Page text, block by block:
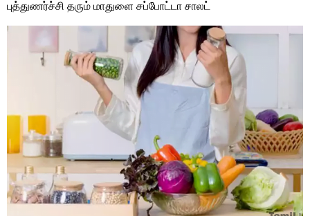
புத்துணர்ச்சி தரும் மாதுளை சப்போட்டா சாலட்